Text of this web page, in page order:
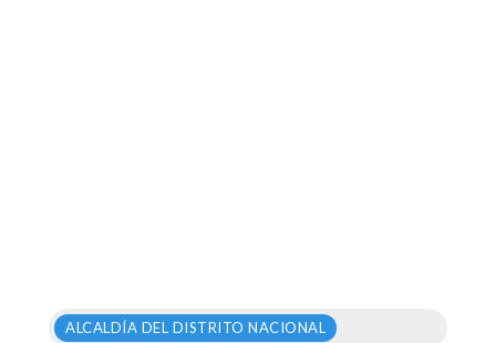
ALCALDÍA DEL DISTRITO NACIONAL